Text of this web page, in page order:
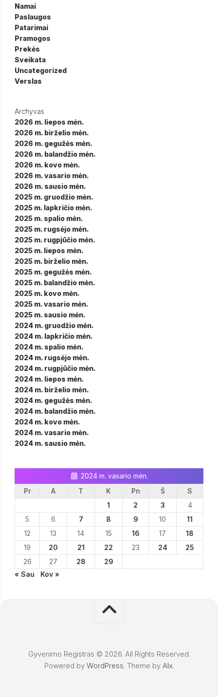
Namai
Paslaugos
Patarimai
Pramogos
Prekės
Sveikata
Uncategorized
Verslas
Archyvas
2026 m. liepos mėn.
2026 m. birželio mėn.
2026 m. gegužės mėn.
2026 m. balandžio mėn.
2026 m. kovo mėn.
2026 m. vasario mėn.
2026 m. sausio mėn.
2025 m. gruodžio mėn.
2025 m. lapkričio mėn.
2025 m. spalio mėn.
2025 m. rugsėjo mėn.
2025 m. rugpjūčio mėn.
2025 m. liepos mėn.
2025 m. birželio mėn.
2025 m. gegužės mėn.
2025 m. balandžio mėn.
2025 m. kovo mėn.
2025 m. vasario mėn.
2025 m. sausio mėn.
2024 m. gruodžio mėn.
2024 m. lapkričio mėn.
2024 m. spalio mėn.
2024 m. rugsėjo mėn.
2024 m. rugpjūčio mėn.
2024 m. liepos mėn.
2024 m. birželio mėn.
2024 m. gegužės mėn.
2024 m. balandžio mėn.
2024 m. kovo mėn.
2024 m. vasario mėn.
2024 m. sausio mėn.
2024 m. vasario mėn.
Pr
A T K Pn Š
S
1
2 3
4
5
6 7 8 9 10
11
12
13 14 15 16 17
18
19
20 21 22 23 24
25
26
27 28
29
« Sau
Kov »
Gyvenimo Registras © 2026. All Rights Reserved.
Powered by WordPress. Theme by Alx.